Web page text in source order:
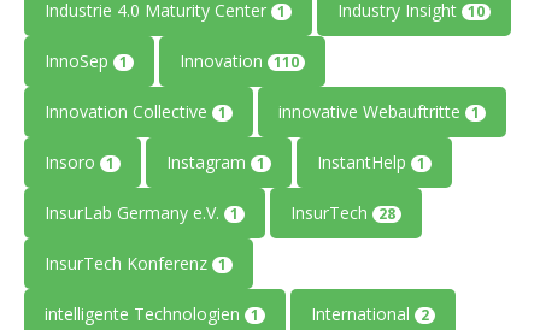
Industrie 4.0 Maturity Center 1 Industry Insight 10
InnoSep 1 Innovation 110
Innovation Collective 1 innovative Webauftritte 1
Insoro 1 Instagram 1 InstantHelp 1
InsurLab Germany e.V. 1 InsurTech 28
InsurTech Konferenz 1
intelligente Technologien 1 International 2